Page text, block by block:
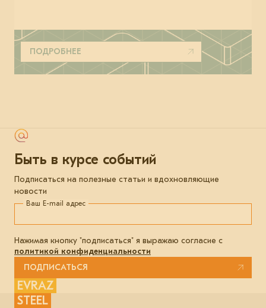
ПОДРОБНЕЕ
Быть в курсе событий
Подписаться на полезные статьи и вдохновляющие
новости
Ваш E-mail адрес
Нажимая кнопку "подписаться" я выражаю согласие с
политикой конфиденциальности
ПОДПИСАТЬСЯ
EVRAZ
STEEL